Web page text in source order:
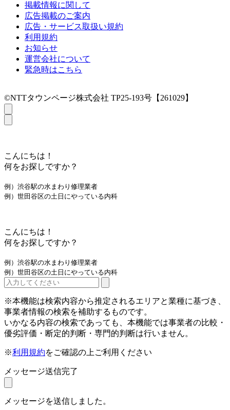
掲載情報に関して
広告掲載のご案内
広告・サービス取扱い規約
利用規約
お知らせ
運営会社について
緊急時はこちら
©NTTタウンページ株式会社 TP25-193号【261029】
こんにちは！
何をお探しですか？
例）渋谷駅の水まわり修理業者
例）世田谷区の土日にやっている内科
こんにちは！
何をお探しですか？
例）渋谷駅の水まわり修理業者
例）世田谷区の土日にやっている内科
※本機能は検索内容から推定されるエリアと業種に基づき、
事業者情報の検索を補助するものです。
いかなる内容の検索であっても、本機能では事業者の比較・
優劣評価・断定的判断・専門的判断は行いません。
※利用規約をご確認の上ご利用ください
メッセージ送信完了
メッセージを送信しました。